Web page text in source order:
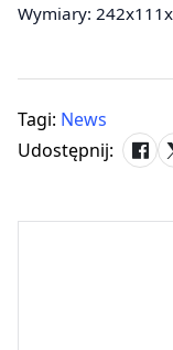
Wymiary:
Tagi: News
Udostępnij: